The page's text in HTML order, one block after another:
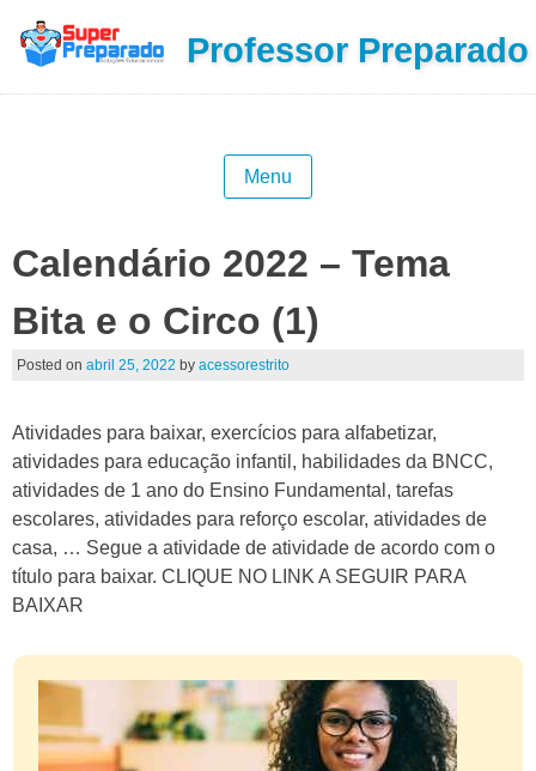
Professor Preparado
Menu
Calendário 2022 – Tema
Bita e o Circo (1)
Posted on abril 25, 2022 by acessorestrito
Atividades para baixar, exercícios para alfabetizar,
atividades para educação infantil, habilidades da BNCC,
atividades de 1 ano do Ensino Fundamental, tarefas
escolares, atividades para reforço escolar, atividades de
casa, … Segue a atividade de atividade de acordo com o
título para baixar. CLIQUE NO LINK A SEGUIR PARA
BAIXAR